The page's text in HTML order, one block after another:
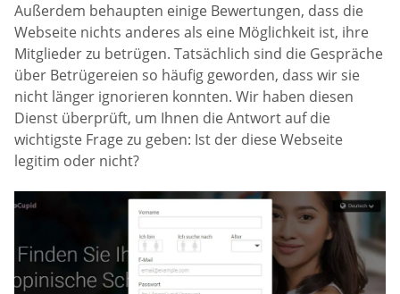
Außerdem behaupten einige Bewertungen, dass die
Webseite nichts anderes als eine Möglichkeit ist, ihre
Mitglieder zu betrügen. Tatsächlich sind die Gespräche
über Betrügereien so häufig geworden, dass wir sie
nicht länger ignorieren konnten. Wir haben diesen
Dienst überprüft, um Ihnen die Antwort auf die
wichtigste Frage zu geben: Ist der diese Webseite
legitim oder nicht?